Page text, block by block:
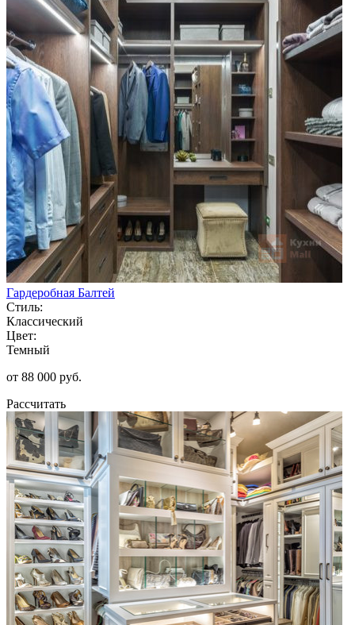
Гардеробная Балтей
Стиль:
Классический
Цвет:
Темный
от 88 000 руб.
Рассчитать